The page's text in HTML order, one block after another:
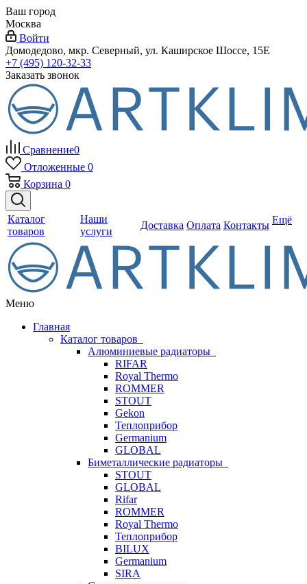
Ваш город
Москва
Войти
Домодедово, мкр. Северный, ул. Каширское Шоссе, 15Е
+7 (495) 120-32-33
Заказать звонок
Сравнение0
Отложенные 0
Корзина 0
Каталог
товаров
Наши
услуги
Доставка Оплата Контакты Ещё
Меню
Главная
Каталог товаров
Алюминиевые радиаторы
RIFAR
Royal Thermo
ROMMER
STOUT
Gekon
Теплоприбор
Germanium
GLOBAL
Биметаллические радиаторы
STOUT
GLOBAL
Rifar
ROMMER
Royal Thermo
Теплоприбор
BILUX
Germanium
SIRA